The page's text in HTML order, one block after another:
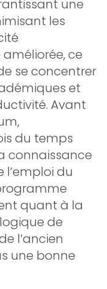
une
les
ce
se concentrer
et
Avant
du temps
connaissance
l’emploi du
quant à la
de
l’ancien
une bonne